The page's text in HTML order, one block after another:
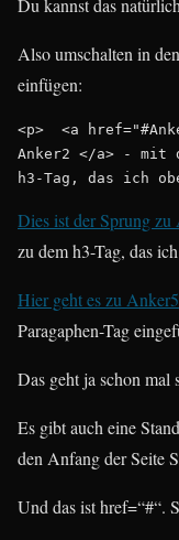
Du kannst das
Also umschalten in
einfügen:
<p>  <a
Anker2 </a> - mit
h3-Tag, das ich
Dies ist der Sprung zu
zu dem h3-Tag, das
Hier geht es zu Anker5
Paragaphen-Tag
Das geht ja schon mal
Es gibt auch eine
den Anfang der Seite
Und das ist href=“#“.